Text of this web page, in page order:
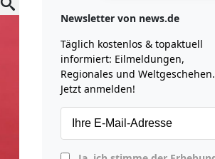
Newsletter von news.de
Täglich kostenlos & topaktuell
informiert: Eilmeldungen,
Regionales und Weltgeschehen.
Jetzt anmelden!